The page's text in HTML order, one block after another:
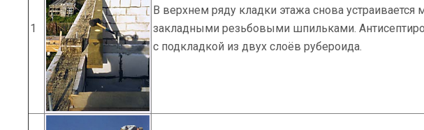
1
В верхнем ряду кладки этажа снова
закладными резьбовыми шпильками.
с подкладкой из двух слоёв рубероида.